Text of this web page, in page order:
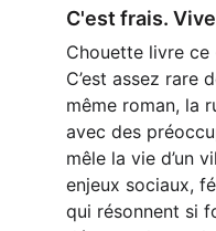
C'est frais.
Chouette livre ce
C’est assez rare
même roman, la
avec des
mêle la vie d’un
enjeux sociaux,
qui résonnent si